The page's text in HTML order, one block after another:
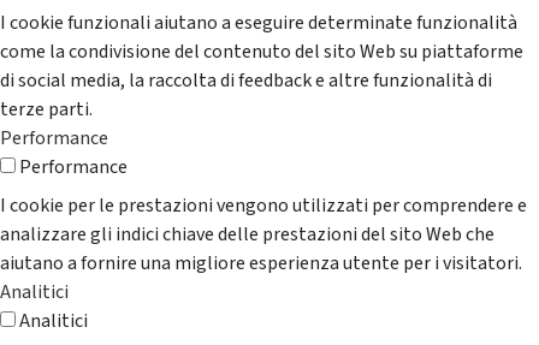
I cookie funzionali aiutano a eseguire determinate funzionalità
come la condivisione del contenuto del sito Web su piattaforme
di social media, la raccolta di feedback e altre funzionalità di
terze parti.
Performance
Performance
I cookie per le prestazioni vengono utilizzati per comprendere e
analizzare gli indici chiave delle prestazioni del sito Web che
aiutano a fornire una migliore esperienza utente per i visitatori.
Analitici
Analitici